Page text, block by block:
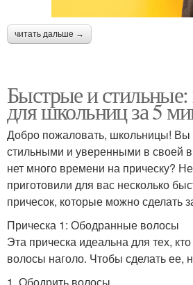
читать дальше →
Быстрые и
для школьниц за 5
Добро пожаловать, школьницы! Вы
стильными и уверенными в своей
нет много времени на прическу?
приготовили для вас несколько
причесок, которые можно сделать
Прическа 1: Ободранные волосы
Эта прическа идеальна для тех,
волосы наголо. Чтобы сделать ее,
1. Ободрить волосы.